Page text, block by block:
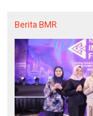
Berita BMR